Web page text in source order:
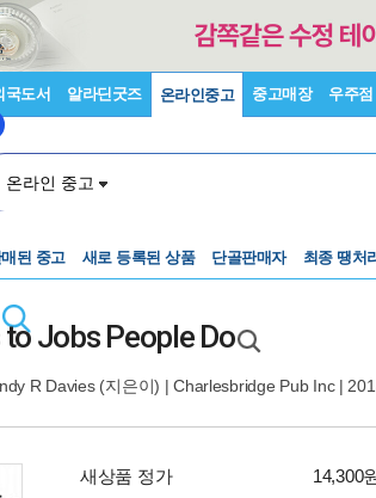
국도서 알라딘굿즈 온라인중고 중고매장 우주점
온라인 중고
된 중고 새로 등록된 상품 단골판매자 최종 땡처
Jobs People Do
R Davies(지은이) |Charlesbridge Pub Inc|
새상품 정가 14,300